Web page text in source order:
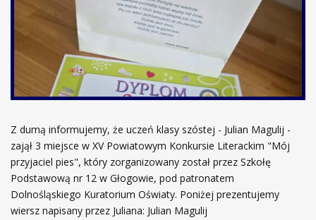
Z dumą informujemy, że uczeń klasy szóstej - Julian Magulij -
zajął 3 miejsce w XV Powiatowym Konkursie Literackim "Mój
przyjaciel pies", który zorganizowany został przez Szkołę
Podstawową nr 12 w Głogowie, pod patronatem
Dolnośląskiego Kuratorium Oświaty. Poniżej prezentujemy
wiersz napisany przez Juliana: Julian Magulij